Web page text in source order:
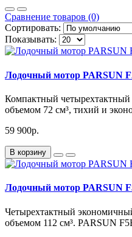
Сравнение товаров (0)
Сортировать:
Показывать:
Лодочный мотор PARSUN
Компактный
объемом 72 см³, тихий и
59 900р.
В корзину
Лодочный мотор PARSUN
Четырехтактный
объемом 112 см³. PARSUN